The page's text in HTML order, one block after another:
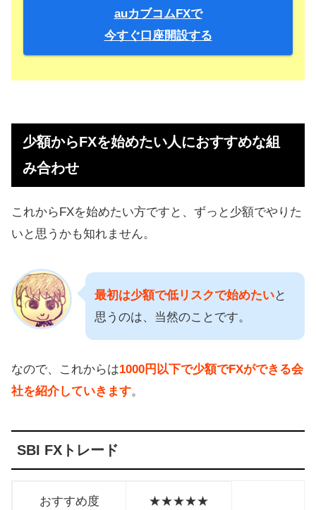
auカブコムFXで
今すぐ口座開設する
少額からFXを始めたい人におすすめな組
み合わせ
これからFXを始めたい方ですと、ずっと少額でやりた
いと思うかも知れません。
最初は少額で低リスクで始めたいと
思うのは、当然のことです。
なので、これからは1000円以下で少額でFXができる会
社を紹介していきます。
SBI FXトレード
おすすめ度 ★★★★★